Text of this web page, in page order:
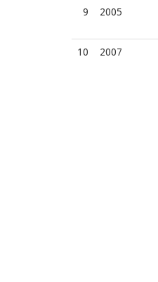
9 2005
10 2007